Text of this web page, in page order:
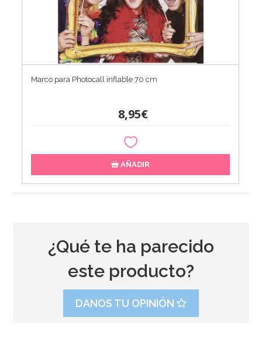
Marco para Photocall inflable 70 cm
8,95€
AÑADIR
¿Qué te ha parecido
este producto?
DANOS TU OPINIÓN